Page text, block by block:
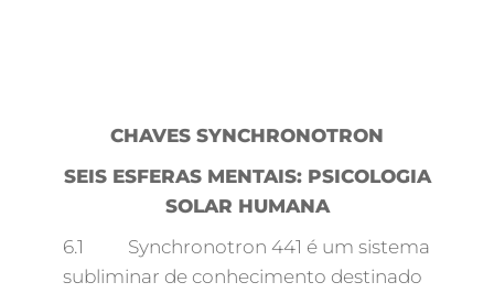
CHAVES SYNCHRONOTRON
SEIS ESFERAS MENTAIS: PSICOLOGIA
SOLAR HUMANA
6.1 Synchronotron 441 é um sistema
subliminar de conhecimento destinado